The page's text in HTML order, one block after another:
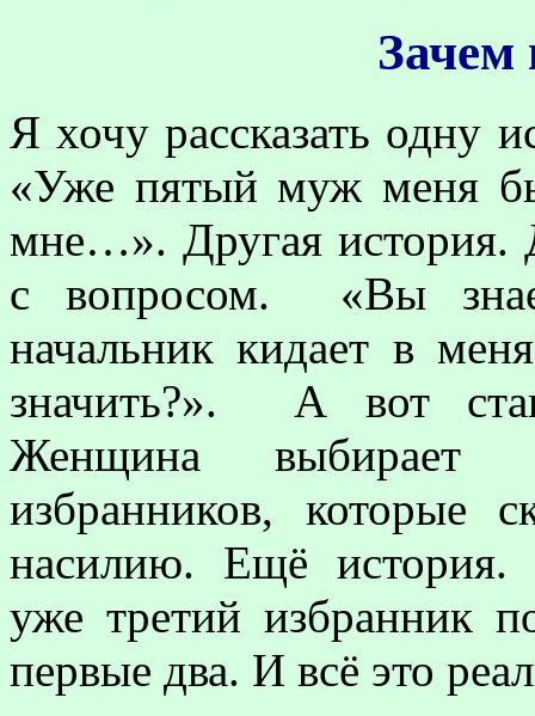
Зачем
Я хочу рассказать одну
«Уже пятый муж меня
мне…». Другая история.
с вопросом. «Вы
начальник кидает в
значить?». А вот
Женщина выбирает
избранников, которые
насилию. Ещё история.
уже третий избранник
первые два. И всё это